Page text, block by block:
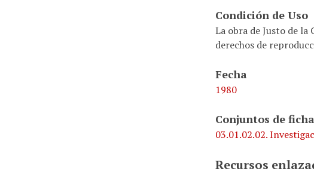
Condición de Uso
La obra de Justo de
derechos de
Fecha
1980
Conjuntos de
03.01.02.02.
Recursos